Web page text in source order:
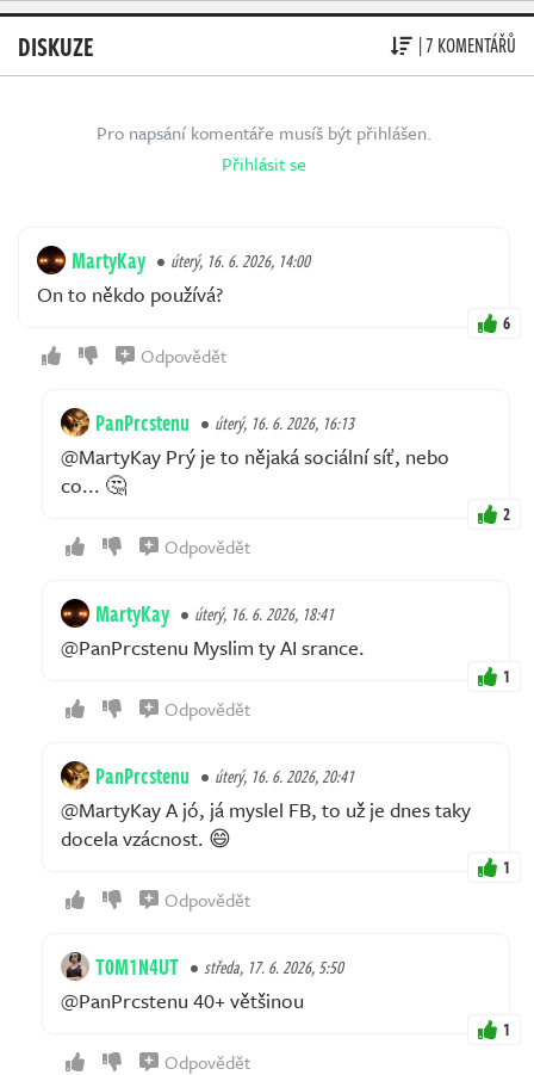
DISKUZE | 7 KOMENTÁŘŮ
Pro napsání komentáře musíš být přihlášen.
Přihlásit se
MartyKay úterý, 16. 6. 2026, 14:00
On to někdo používá?
6
Odpovědět
PanPrcstenu úterý, 16. 6. 2026, 16:13
@MartyKay Prý je to nějaká sociální síť, nebo
co... 🤔
2
Odpovědět
MartyKay úterý, 16. 6. 2026, 18:41
@PanPrcstenu Myslim ty AI srance.
1
Odpovědět
PanPrcstenu úterý, 16. 6. 2026, 20:41
@MartyKay A jó, já myslel FB, to už je dnes taky
docela vzácnost. 😄
1
Odpovědět
T0M1N4UT středa, 17. 6. 2026, 5:50
@PanPrcstenu 40+ většinou
1
Odpovědět